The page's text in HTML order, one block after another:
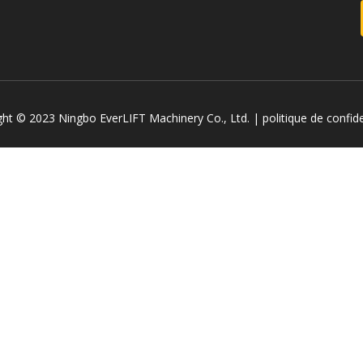
© 2023 Ningbo EverLIFT Machinery Co., Ltd. | politique de